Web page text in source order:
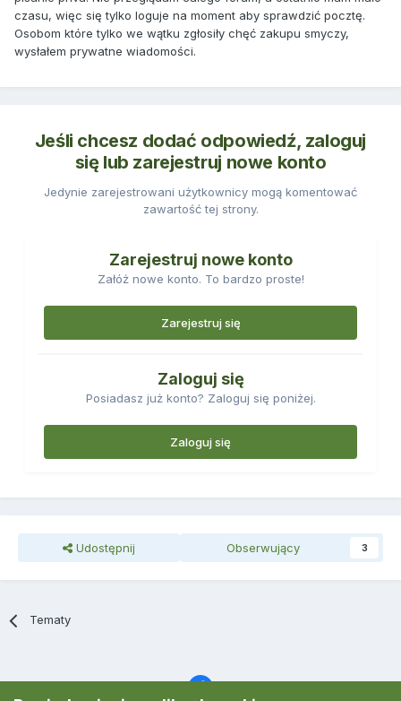
czasu, więc się tylko loguje na moment aby sprawdzić pocztę.
Osobom które tylko we wątku zgłosiły chęć zakupu smyczy,
wysłałem prywatne wiadomości.
Jeśli chcesz dodać odpowiedź, zaloguj
się lub zarejestruj nowe konto
Jedynie zarejestrowani użytkownicy mogą komentować
zawartość tej strony.
Zarejestruj nowe konto
Załóż nowe konto. To bardzo proste!
Zarejestruj się
Zaloguj się
Posiadasz już konto? Zaloguj się poniżej.
Zaloguj się
Udostępnij Obserwujący 3
Tematy